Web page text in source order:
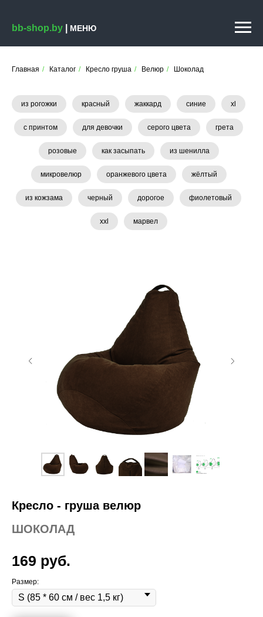
bb-shop.by МЕНЮ
Главная / Каталог / Кресло груша / Велюр / Шоколад
из рогожки красный жаккард синие xl
с принтом для девочки серого цвета грета
розовые как засыпать из шенилла
микровелюр оранжевого цвета жёлтый
из кожзама черный дорогое фиолетовый
xxl марвел
Кресло - груша велюр
ШОКОЛАД
169 руб.
Размер: